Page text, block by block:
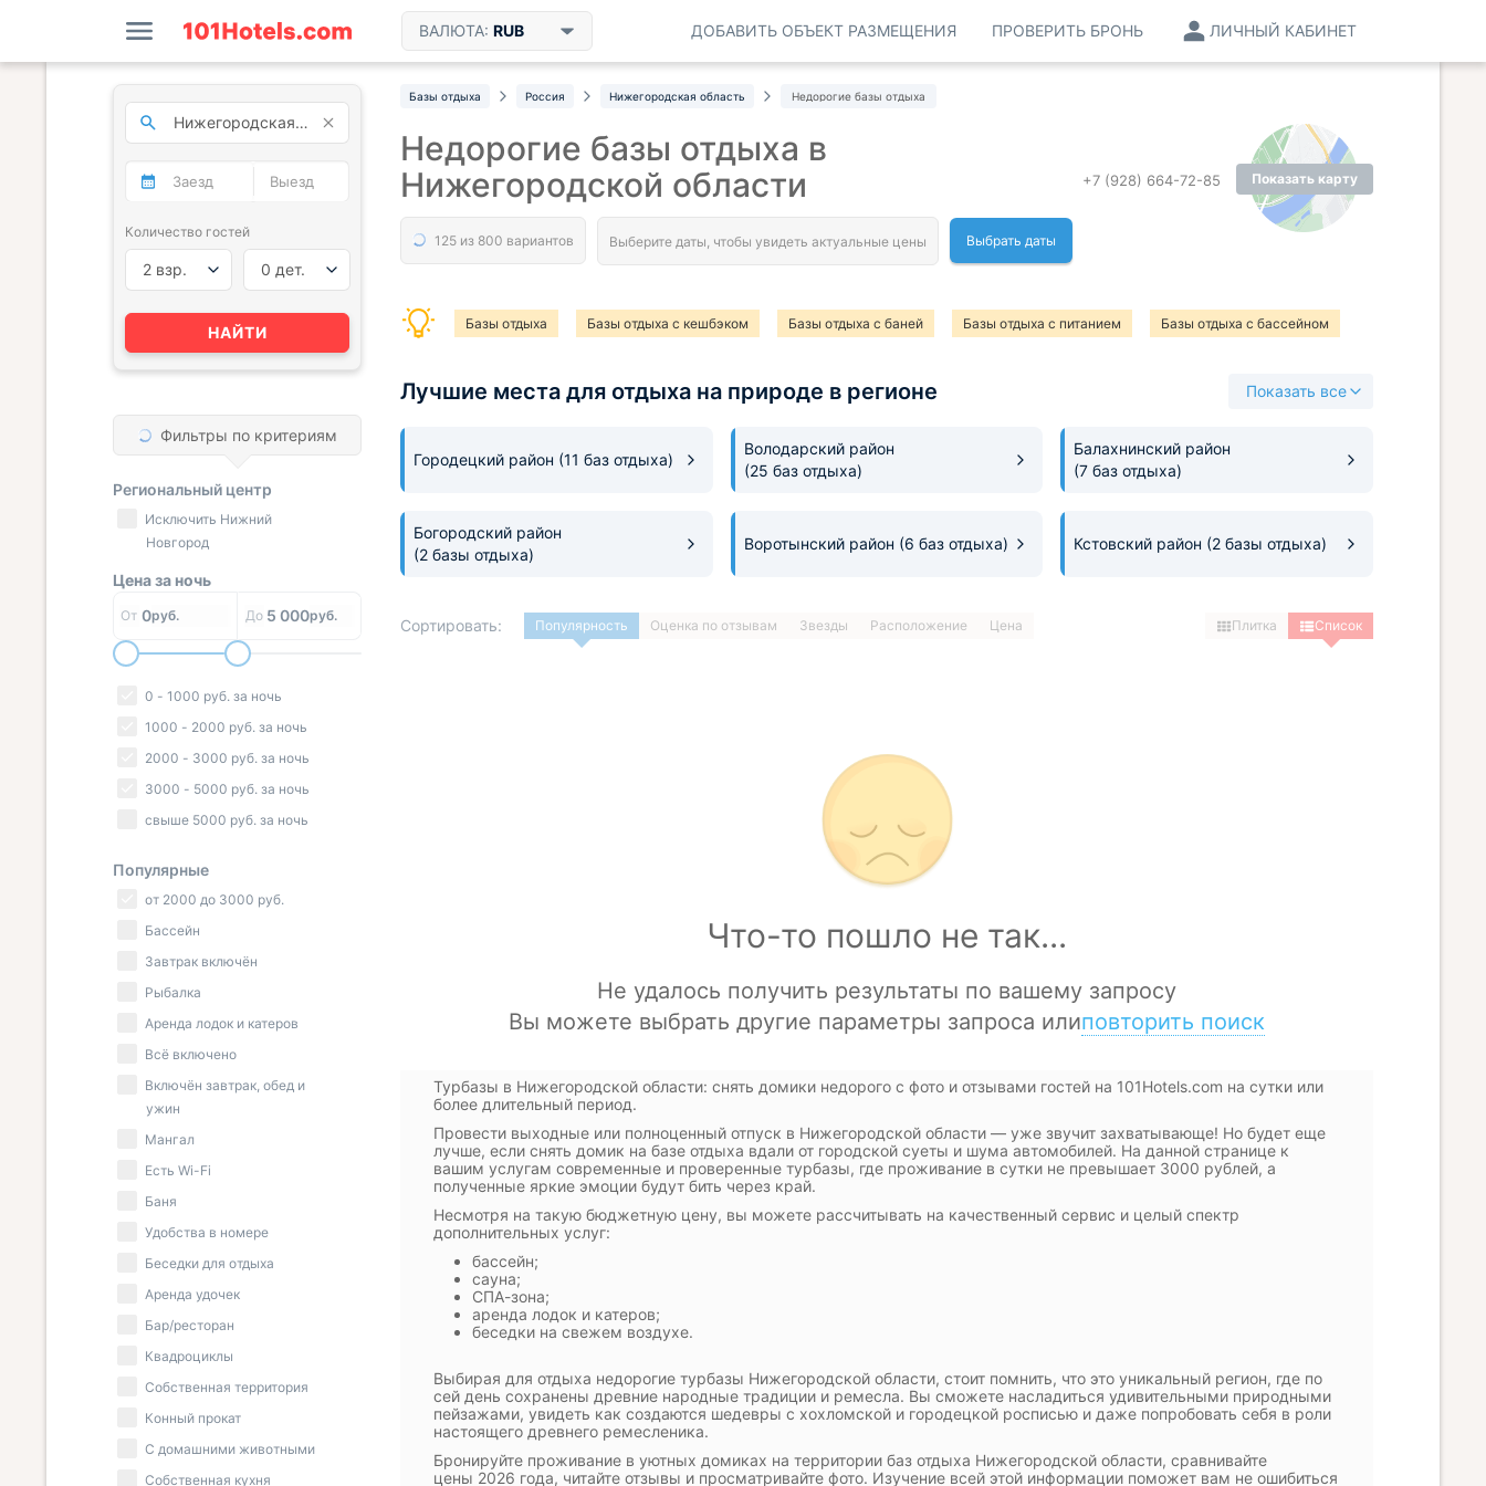
ВАЛЮТА: RUB ЛИЧНЫЙ КАБИНЕТ
ПРОВЕРИТЬ БРОНЬ
ДОБАВИТЬ ОБЪЕКТ РАЗМЕЩЕНИЯ
Базы отдыха Россия Нижегородская область Недорогие базы отдыха
Показать карту
+7 (928) 664-72-85
Недорогие базы отдыха в
Нижегородской области
Выбрать даты
Базы отдыха Базы отдыха с кешбэком Базы отдыха с баней Базы отдыха с питанием Базы отдыха с бассейном
Лучшие места для отдыха на природе в регионе Показать все
Городецкий район (11 баз отдыха)
Володарский район
(25 баз отдыха)
Балахнинский район
(7 баз отдыха)
Богородский район
(2 базы отдыха)
Воротынский район (6 баз отдыха) Кстовский район (2 базы отдыха)
Сортировать: Популярность Оценка по отзывам Звезды Расположение Цена Плитка Список
Турбазы в Нижегородской области: снять домики недорого с фото и отзывами гостей на 101Hotels.com на сутки или
более длительный период.
Провести выходные или полноценный отпуск в Нижегородской области — уже звучит захватывающе! Но будет еще
лучше, если снять домик на базе отдыха вдали от городской суеты и шума автомобилей. На данной странице к
вашим услугам современные и проверенные турбазы, где проживание в сутки не превышает 3000 рублей, а
полученные яркие эмоции будут бить через край.
Несмотря на такую бюджетную цену, вы можете рассчитывать на качественный сервис и целый спектр
дополнительных услуг:
бассейн;
сауна;
СПА-зона;
аренда лодок и катеров;
беседки на свежем воздухе.
Выбирая для отдыха недорогие турбазы Нижегородской области, стоит помнить, что это уникальный регион, где по
сей день сохранены древние народные традиции и ремесла. Вы сможете насладиться удивительными природными
пейзажами, увидеть как создаются шедевры с хохломской и городецкой росписью и даже попробовать себя в роли
настоящего древнего ремесленика.
Бронируйте проживание в уютных домиках на территории баз отдыха Нижегородской области, сравнивайте
цены 2026 года, читайте отзывы и просматривайте фото. Изучение всей этой информации поможет вам не ошибиться
Количество гостей
2 взр. 0 дет.
НАЙТИ
Фильтры по критериям
Региональный центр
Исключить Нижний
Новгород
Цена за ночь
От 0руб. До 5 000руб.
0 - 1000 руб. за ночь
1000 - 2000 руб. за ночь
2000 - 3000 руб. за ночь
3000 - 5000 руб. за ночь
свыше 5000 руб. за ночь
Популярные
от 2000 до 3000 руб.
Бассейн
Завтрак включён
Рыбалка
Аренда лодок и катеров
Всё включено
Включён завтрак, обед и
ужин
Мангал
Есть Wi-Fi
Баня
Удобства в номере
Беседки для отдыха
Аренда удочек
Бар/ресторан
Квадроциклы
Собственная территория
Конный прокат
С домашними животными
Собственная кухня